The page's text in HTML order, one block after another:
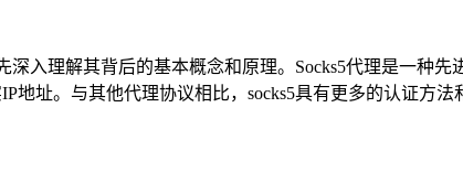
深入理解其背后的基本概念和原理。Socks5代理是一种
地址。与其他代理协议相比，socks5具有更多的认证方